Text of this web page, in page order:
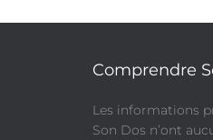
Comprendre
​Les informations
Son Dos n’ont